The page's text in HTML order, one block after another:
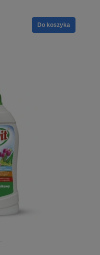
Do koszyka